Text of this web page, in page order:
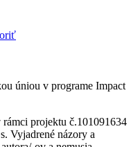
úniou v programe Impact
projektu č.101091634
Vyjadrené názory a